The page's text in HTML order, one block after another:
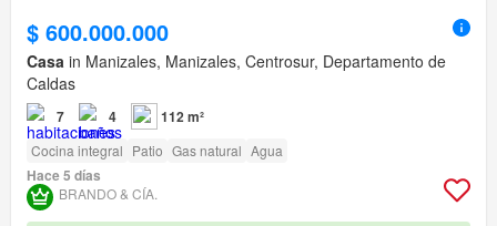
$ 600.000.000
Casa in Manizales, Manizales, Centrosur, Departamento de
Caldas
7 4 112 m²
Cocina integral Patio Gas natural Agua
Hace 5 días
BRANDO & CÍA.